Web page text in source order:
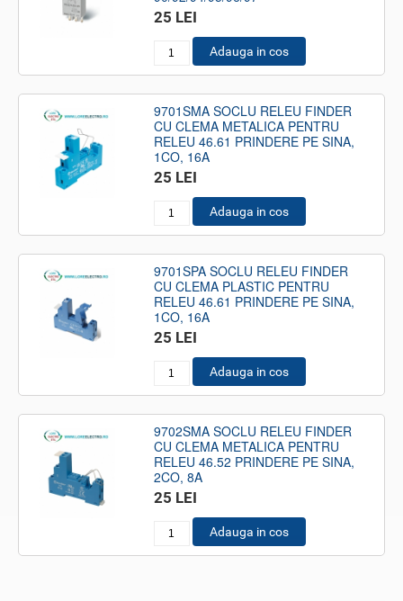
25 LEI
Adauga in cos
9701SMA SOCLU RELEU FINDER
CU CLEMA METALICA PENTRU
RELEU 46.61 PRINDERE PE SINA,
1CO, 16A
25 LEI
Adauga in cos
9701SPA SOCLU RELEU FINDER
CU CLEMA PLASTIC PENTRU
RELEU 46.61 PRINDERE PE SINA,
1CO, 16A
25 LEI
Adauga in cos
9702SMA SOCLU RELEU FINDER
CU CLEMA METALICA PENTRU
RELEU 46.52 PRINDERE PE SINA,
2CO, 8A
25 LEI
Adauga in cos